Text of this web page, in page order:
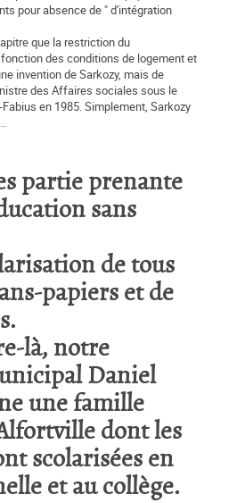
pour absence de " d'intégration
que la restriction du
des conditions de logement et
invention de Sarkozy, mais de
des Affaires sociales sous le
en 1985. Simplement, Sarkozy
partie prenante
sans
de tous
papiers et de
là, notre
Daniel
une famille
dont les
scolarisées en
et au collège.